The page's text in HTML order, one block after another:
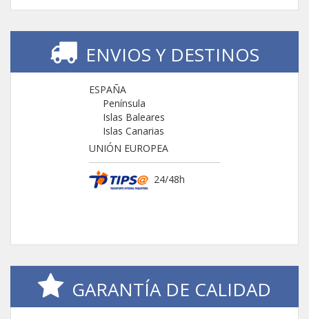
ENVIOS Y DESTINOS
ESPAÑA
Península
Islas Baleares
Islas Canarias
UNIÓN EUROPEA
24/48h
GARANTÍA DE CALIDAD